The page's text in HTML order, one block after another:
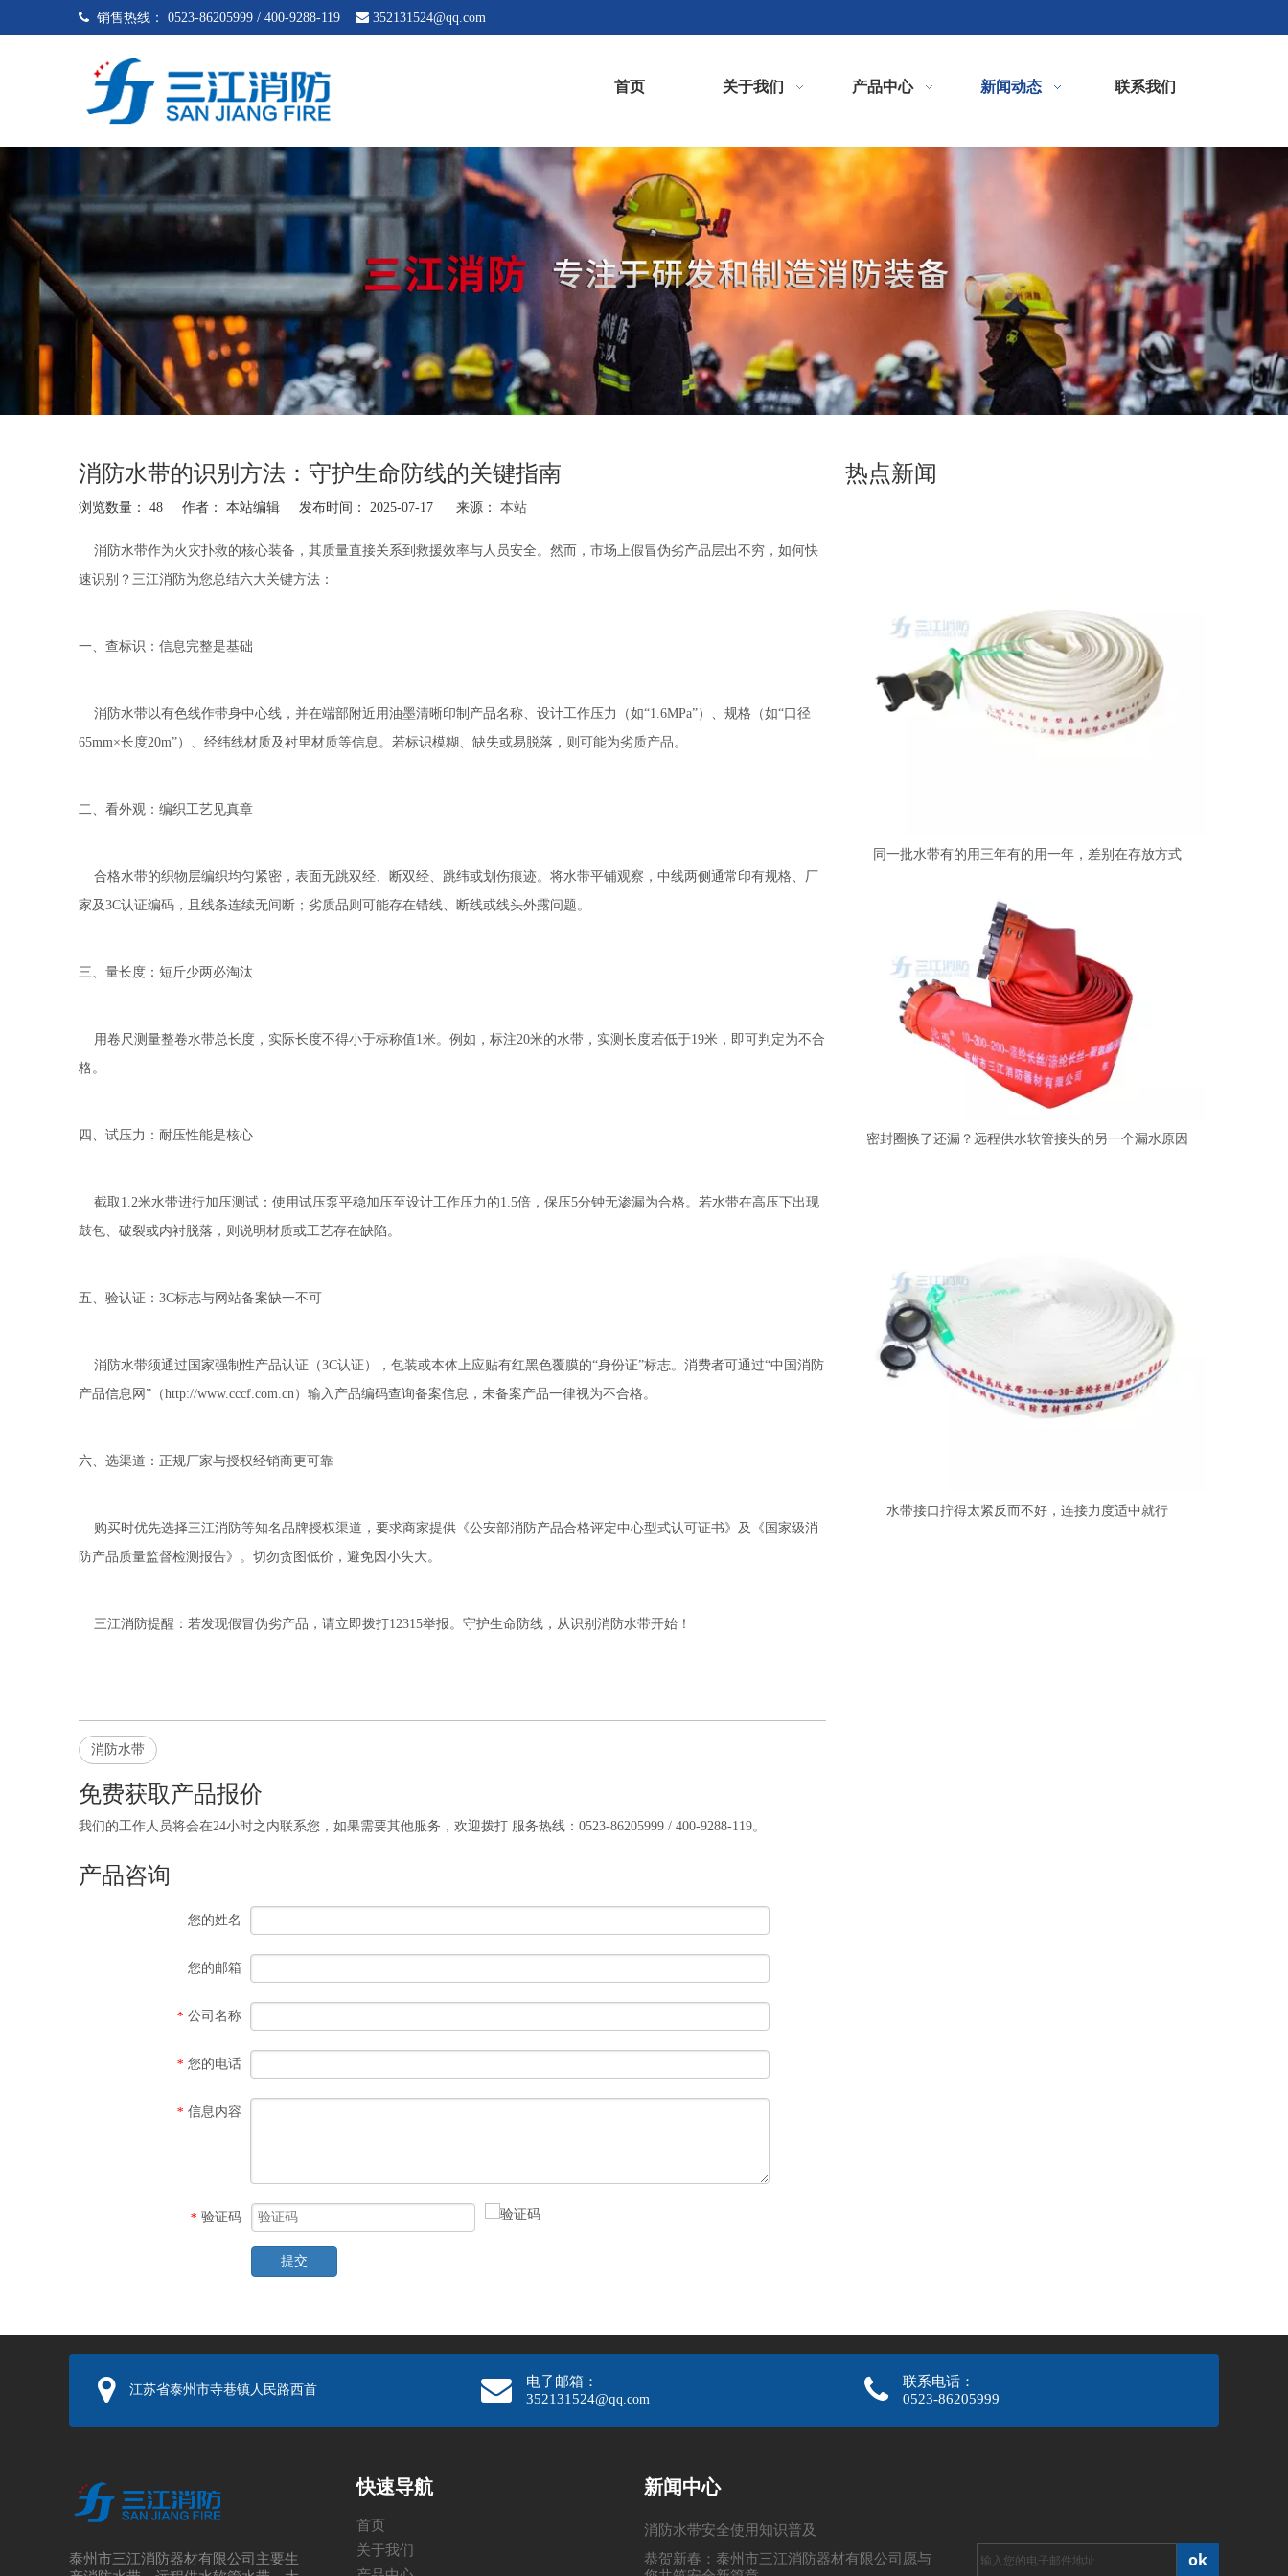
 销售热线： 0523-86205999 / 400-9288-119  352131524@qq.com
首页 关于我们 产品中心 新闻动态 联系我们
消防水带的识别方法：守护生命防线的关键指南
浏览数量： 48 作者： 本站编辑 发布时间： 2025-07-17 来源： 本站
["facebook","twitter","line","wechat","linkedin","pinterest","whatsapp"]
消防水带作为火灾扑救的核心装备，其质量直接关系到救援效率与人员安全。然而，市场上假冒伪劣产品层出不穷，如何快
速识别？三江消防为您总结六大关键方法：
一、查标识：信息完整是基础
消防水带以有色线作带身中心线，并在端部附近用油墨清晰印制产品名称、设计工作压力（如“1.6MPa”）、规格（如“口径
65mm×长度20m”）、经纬线材质及衬里材质等信息。若标识模糊、缺失或易脱落，则可能为劣质产品。
二、看外观：编织工艺见真章
合格水带的织物层编织均匀紧密，表面无跳双经、断双经、跳纬或划伤痕迹。将水带平铺观察，中线两侧通常印有规格、厂
家及3C认证编码，且线条连续无间断；劣质品则可能存在错线、断线或线头外露问题。
三、量长度：短斤少两必淘汰
用卷尺测量整卷水带总长度，实际长度不得小于标称值1米。例如，标注20米的水带，实测长度若低于19米，即可判定为不合
格。
四、试压力：耐压性能是核心
截取1.2米水带进行加压测试：使用试压泵平稳加压至设计工作压力的1.5倍，保压5分钟无渗漏为合格。若水带在高压下出现
鼓包、破裂或内衬脱落，则说明材质或工艺存在缺陷。
五、验认证：3C标志与网站备案缺一不可
消防水带须通过国家强制性产品认证（3C认证），包装或本体上应贴有红黑色覆膜的“身份证”标志。消费者可通过“中国消防
产品信息网”（http://www.cccf.com.cn）输入产品编码查询备案信息，未备案产品一律视为不合格。
六、选渠道：正规厂家与授权经销商更可靠
购买时优先选择三江消防等知名品牌授权渠道，要求商家提供《公安部消防产品合格评定中心型式认可证书》及《国家级消
防产品质量监督检测报告》。切勿贪图低价，避免因小失大。
三江消防提醒：若发现假冒伪劣产品，请立即拨打12315举报。守护生命防线，从识别消防水带开始！
消防水带
免费获取产品报价
我们的工作人员将会在24小时之内联系您，如果需要其他服务，欢迎拨打 服务热线：0523-86205999 / 400-9288-119。
产品咨询
您的姓名
您的邮箱
* 公司名称
* 您的电话
* 信息内容
* 验证码
提交
热点新闻
同一批水带有的用三年有的用一年，差别在存放方式
密封圈换了还漏？远程供水软管接头的另一个漏水原因
水带接口拧得太紧反而不好，连接力度适中就行
江苏省泰州市寺巷镇人民路西首
电子邮箱：
352131524@qq.com
联系电话：
0523-86205999
泰州市三江消防器材有限公司主要生
快速导航
首页
关于我们
新闻中心
消防水带安全使用知识普及
恭贺新春：泰州市三江消防器材有限公司愿与
ok